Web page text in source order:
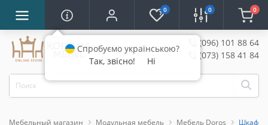
0 0 0
(096) 101 88 64
(073) 158 41 84
Мебельный магазин Модульная мебель Мебель Doros Шкаф
Спробуємо українською?
Так, звісно!
Ні